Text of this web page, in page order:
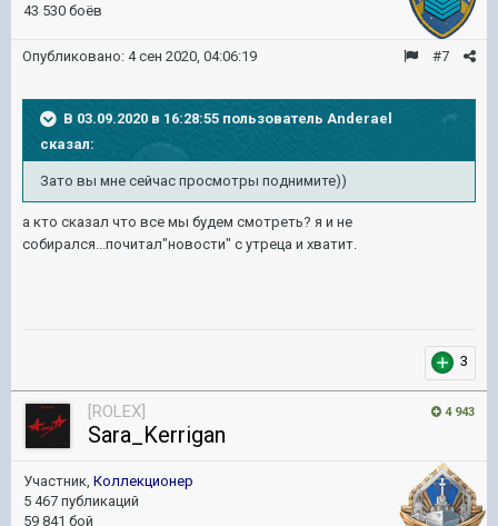
43 530 боёв
#7
Опубликовано: 4 сен 2020, 04:06:19
В 03.09.2020 в 16:28:55 пользователь Anderael
сказал:
Зато вы мне сейчас просмотры поднимите))
а кто сказал что все мы будем смотреть? я и не
собирался...почитал"новости" с утреца и хватит.
3
4 943
[ROLEX]
Sara_Kerrigan
Участник, Коллекционер
5 467 публикаций
59 841 бой